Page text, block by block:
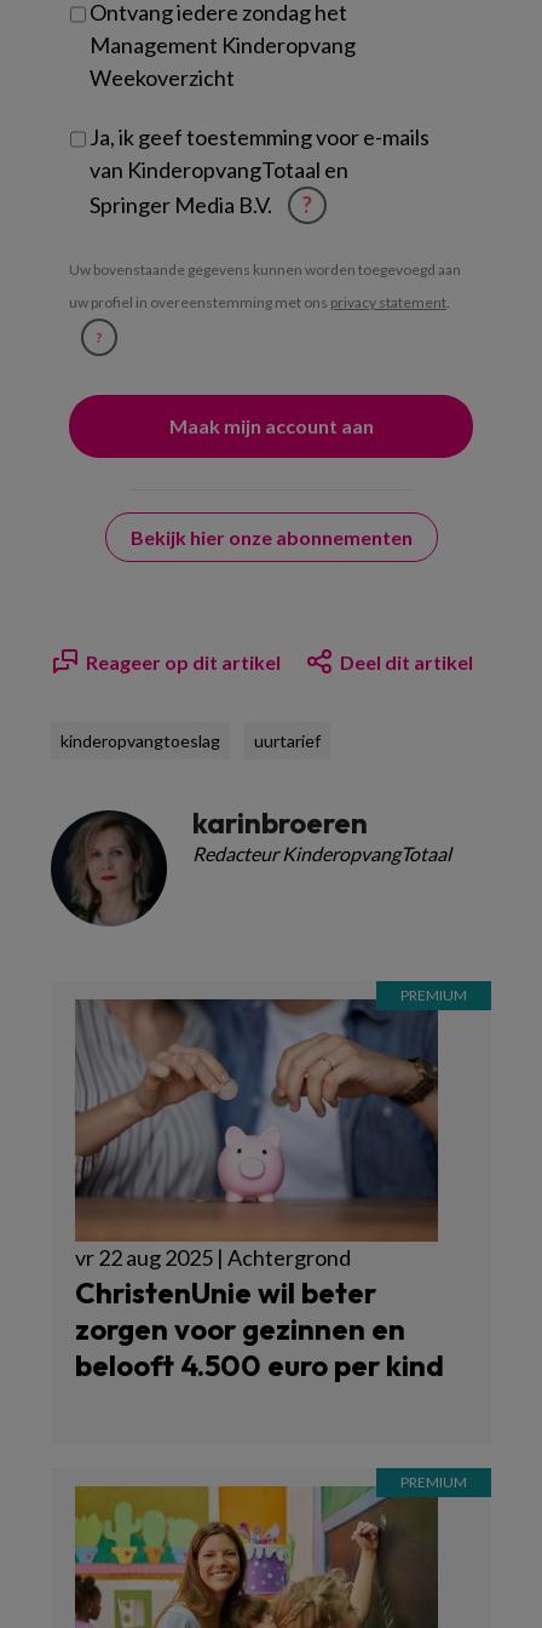
Ontvang iedere zondag het
Management Kinderopvang
Weekoverzicht
Ja, ik geef toestemming voor e-mails
van KinderopvangTotaal en
Springer Media B.V.
?
Uw bovenstaande gegevens kunnen worden toegevoegd aan
uw profiel in overeenstemming met ons privacy statement
?
Bekijk hier onze abonnementen
Reageer op dit artikel Deel dit artikel
kinderopvangtoeslag uurtarief
karinbroeren
Redacteur KinderopvangTotaal
vr 22 aug 2025 | Achtergrond
ChristenUnie wil beter
zorgen voor gezinnen en
belooft 4.500 euro per kind